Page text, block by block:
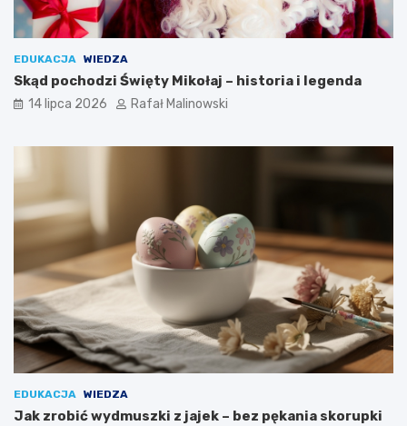
EDUKACJA WIEDZA
Skąd pochodzi Święty Mikołaj – historia i legenda
14 lipca 2026 Rafał Malinowski
EDUKACJA WIEDZA
Jak zrobić wydmuszki z jajek – bez pękania skorupki